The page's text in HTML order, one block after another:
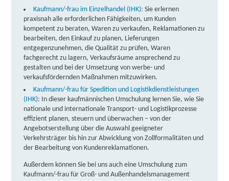
Kaufmann/-frau im Einzelhandel (IHK): Sie erlernen
praxisnah alle erforderlichen Fähigkeiten, um Kunden
kompetent zu beraten, Waren zu verkaufen, Reklamationen zu
bearbeiten, den Einkauf zu planen, Lieferungen
entgegenzunehmen, die Qualität zu prüfen, Waren
fachgerecht zu lagern, Verkaufsräume ansprechend zu
gestalten und bei der Umsetzung von werbe- und
verkaufsfördernden Maßnahmen mitzuwirken.
Kaufmann/-frau für Spedition und Logistikdienstleistungen
(IHK): In dieser kaufmännischen Umschulung lernen Sie, wie Sie
nationale und internationale Transport- und Logistikprozesse
effizient planen, steuern und überwachen – von der
Angebotserstellung über die Auswahl geeigneter
Verkehrsträger bis hin zur Abwicklung von Zollformalitäten und
der Bearbeitung von Kundenreklamationen.
Außerdem können Sie bei uns auch eine Umschulung zum
Kaufmann/-frau für Groß- und Außenhandelsmanagement